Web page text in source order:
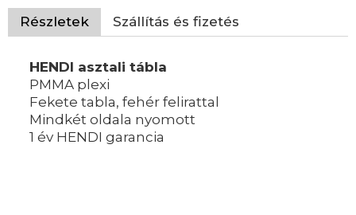
Részletek Szállítás és fizetés
HENDI asztali tábla
PMMA plexi
Fekete tabla, fehér felirattal
Mindkét oldala nyomott
1 év HENDI garancia